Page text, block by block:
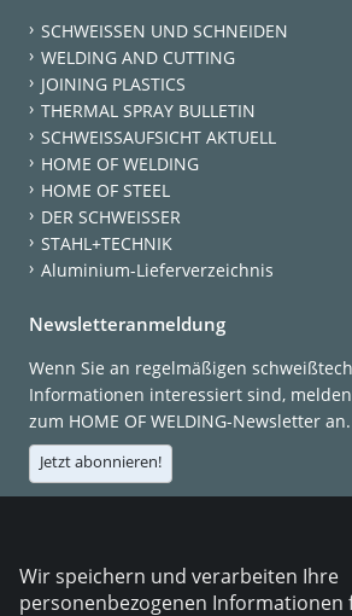
SCHWEISSEN UND SCHNEIDEN
WELDING AND CUTTING
JOINING PLASTICS
THERMAL SPRAY BULLETIN
SCHWEISSAUFSICHT AKTUELL
HOME OF WELDING
HOME OF STEEL
DER SCHWEISSER
STAHL+TECHNIK
Aluminium-Lieferverzeichnis
Newsletteranmeldung
Wenn Sie an regelmäßigen
Informationen interessiert sind,
zum HOME OF WELDING-Newsletter an.
Jetzt abonnieren!
Die DVS Media GmbH ist ein
Wir speichern und verarbeiten Ihre
personenbezogenen Informationen